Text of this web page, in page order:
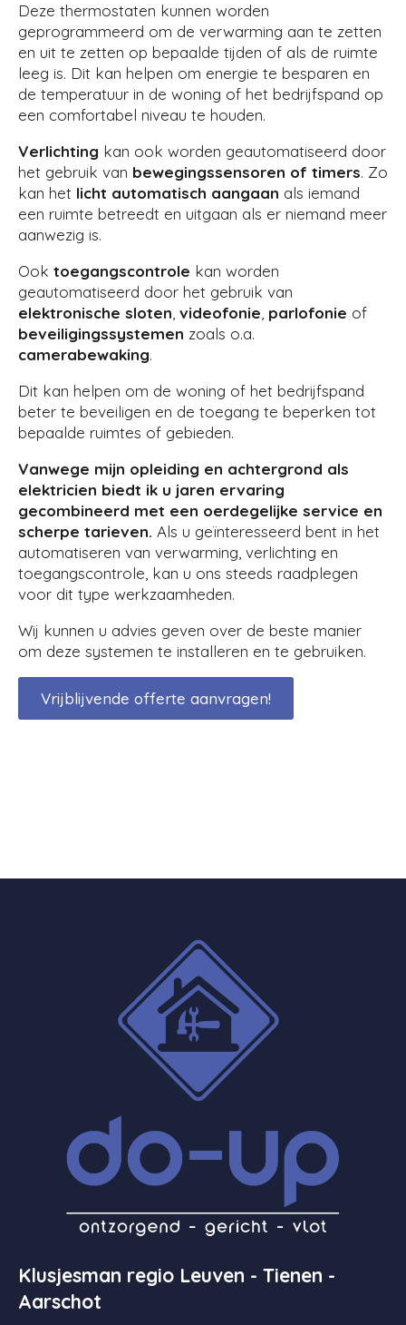
Deze thermostaten kunnen worden
geprogrammeerd om de verwarming aan te zetten
en uit te zetten op bepaalde tijden of als de ruimte
leeg is. Dit kan helpen om energie te besparen en
de temperatuur in de woning of het bedrijfspand op
een comfortabel niveau te houden.
Verlichting kan ook worden geautomatiseerd door
het gebruik van bewegingssensoren of timers. Zo
kan het licht automatisch aangaan als iemand
een ruimte betreedt en uitgaan als er niemand meer
aanwezig is.
Ook toegangscontrole kan worden
geautomatiseerd door het gebruik van
elektronische sloten, videofonie, parlofonie of
beveiligingssystemen zoals o.a.
camerabewaking.
Dit kan helpen om de woning of het bedrijfspand
beter te beveiligen en de toegang te beperken tot
bepaalde ruimtes of gebieden.
Vanwege mijn opleiding en achtergrond als
elektricien biedt ik u jaren ervaring
gecombineerd met een oerdegelijke service en
scherpe tarieven. Als u geïnteresseerd bent in het
automatiseren van verwarming, verlichting en
toegangscontrole, kan u ons steeds raadplegen
voor dit type werkzaamheden.
Wij kunnen u advies geven over de beste manier
om deze systemen te installeren en te gebruiken.
Vrijblijvende offerte aanvragen!
Klusjesman regio Leuven - Tienen -
Aarschot